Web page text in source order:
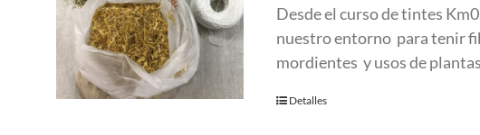
Desde el curso de tintes
nuestro entorno para tenir
mordientes y usos de
Detalles